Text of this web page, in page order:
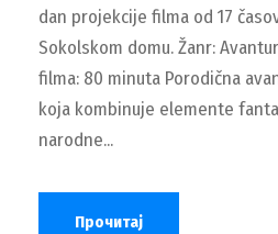
dan projekcije filma od 17
Sokolskom domu. Žanr:
filma: 80 minuta Porodična
koja kombinuje elemente
narodne...
Прочитај